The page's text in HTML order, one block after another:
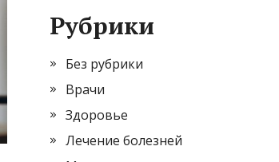
Рубрики
Без рубрики
Врачи
Здоровье
Лечение болезней